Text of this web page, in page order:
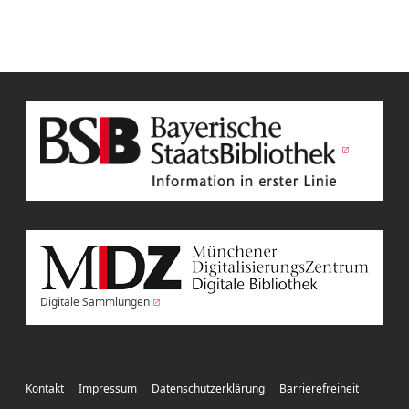
Digitale Sammlungen
Kontakt Impressum Datenschutzerklärung Barrierefreiheit